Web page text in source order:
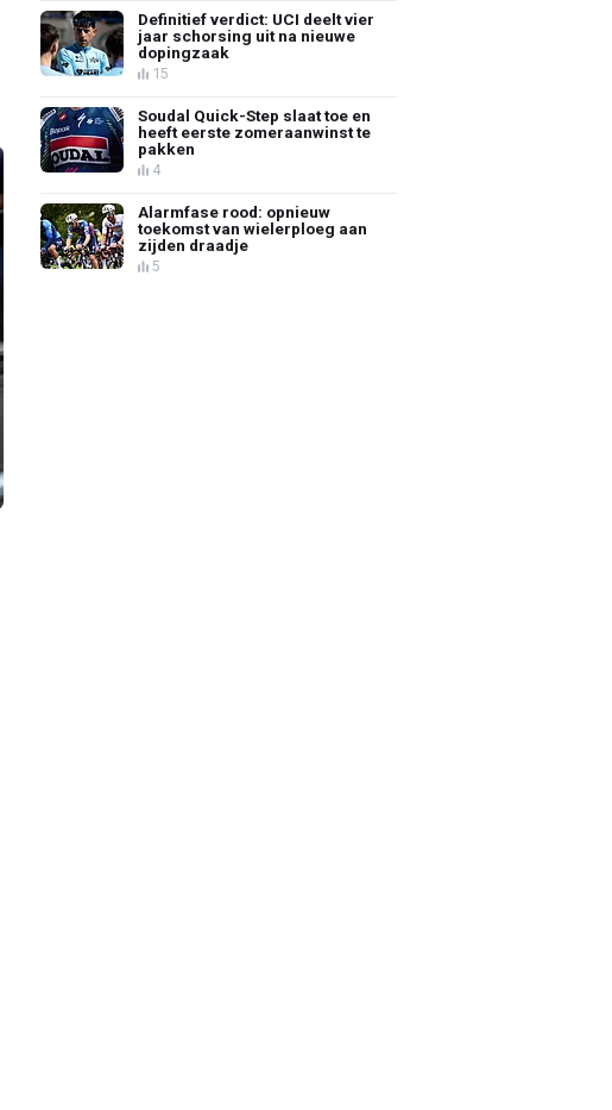
Definitief verdict: UCI deelt vier
jaar schorsing uit na nieuwe
dopingzaak
15
Soudal Quick-Step slaat toe en
heeft eerste zomeraanwinst te
pakken
4
Alarmfase rood: opnieuw
toekomst van wielerploeg aan
zijden draadje
5